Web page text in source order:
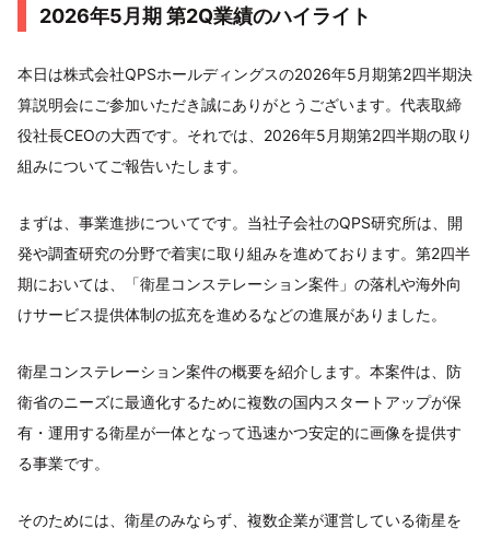
2026年5月期 第2Q業績のハイライト
本日は株式会社QPSホールディングスの2026年5月期第2四半期決
算説明会にご参加いただき誠にありがとうございます。代表取締
役社長CEOの大西です。それでは、2026年5月期第2四半期の取り
組みについてご報告いたします。
まずは、事業進捗についてです。当社子会社のQPS研究所は、開
発や調査研究の分野で着実に取り組みを進めております。第2四半
期においては、「衛星コンステレーション案件」の落札や海外向
けサービス提供体制の拡充を進めるなどの進展がありました。
衛星コンステレーション案件の概要を紹介します。本案件は、防
衛省のニーズに最適化するために複数の国内スタートアップが保
有・運用する衛星が一体となって迅速かつ安定的に画像を提供す
る事業です。
そのためには、衛星のみならず、複数企業が運営している衛星を